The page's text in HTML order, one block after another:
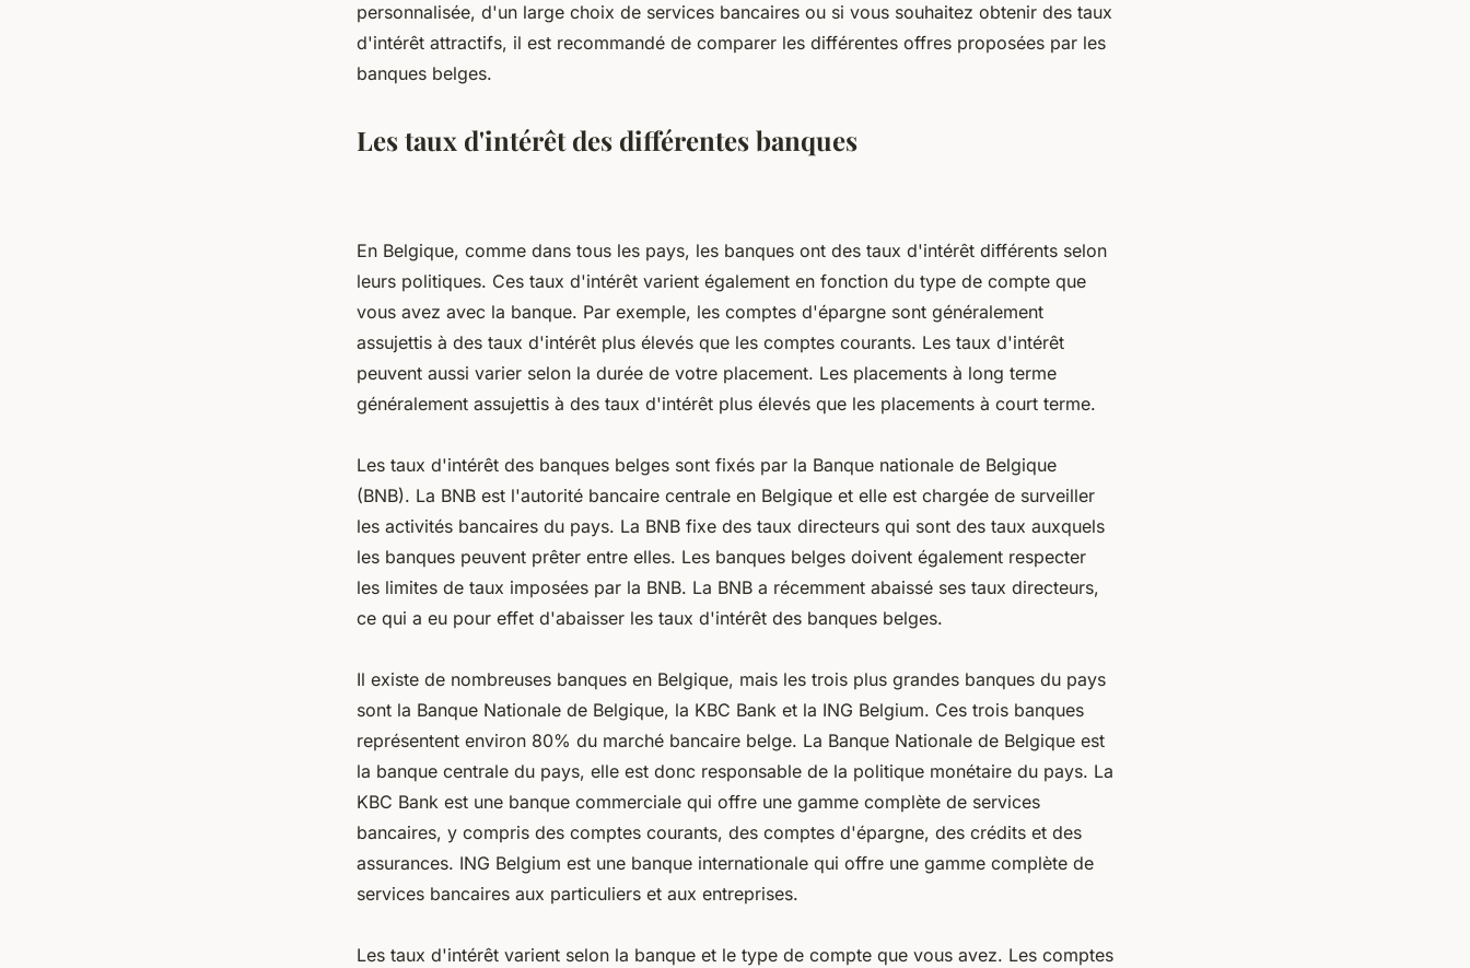
personnalisée, d'un large choix de services bancaires ou si vous souhaitez obtenir des taux
d'intérêt attractifs, il est recommandé de comparer les différentes offres proposées par les
banques belges.
Les taux d'intérêt des différentes banques
En Belgique, comme dans tous les pays, les banques ont des taux d'intérêt différents selon
leurs politiques. Ces taux d'intérêt varient également en fonction du type de compte que
vous avez avec la banque. Par exemple, les comptes d'épargne sont généralement
assujettis à des taux d'intérêt plus élevés que les comptes courants. Les taux d'intérêt
peuvent aussi varier selon la durée de votre placement. Les placements à long terme
généralement assujettis à des taux d'intérêt plus élevés que les placements à court terme.
Les taux d'intérêt des banques belges sont fixés par la Banque nationale de Belgique
(BNB). La BNB est l'autorité bancaire centrale en Belgique et elle est chargée de surveiller
les activités bancaires du pays. La BNB fixe des taux directeurs qui sont des taux auxquels
les banques peuvent prêter entre elles. Les banques belges doivent également respecter
les limites de taux imposées par la BNB. La BNB a récemment abaissé ses taux directeurs,
ce qui a eu pour effet d'abaisser les taux d'intérêt des banques belges.
Il existe de nombreuses banques en Belgique, mais les trois plus grandes banques du pays
sont la Banque Nationale de Belgique, la KBC Bank et la ING Belgium. Ces trois banques
représentent environ 80% du marché bancaire belge. La Banque Nationale de Belgique est
la banque centrale du pays, elle est donc responsable de la politique monétaire du pays. La
KBC Bank est une banque commerciale qui offre une gamme complète de services
bancaires, y compris des comptes courants, des comptes d'épargne, des crédits et des
assurances. ING Belgium est une banque internationale qui offre une gamme complète de
services bancaires aux particuliers et aux entreprises.
Les taux d'intérêt varient selon la banque et le type de compte que vous avez. Les comptes